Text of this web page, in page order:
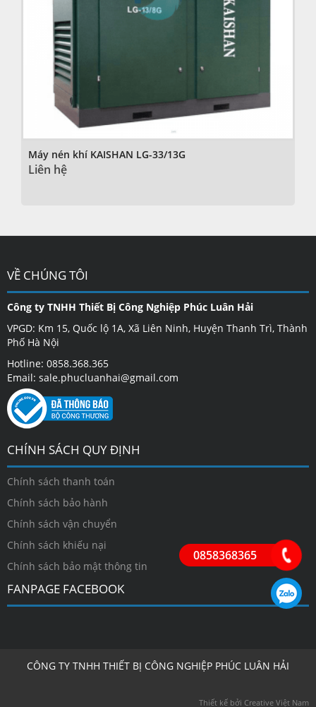
Máy nén khí KAISHAN LG-33/13G
Liên hệ
VỀ CHÚNG TÔI
Công ty TNHH Thiết Bị Công Nghiệp Phúc Luân Hải
VPGD: Km 15, Quốc lộ 1A, Xã Liên Ninh, Huyện Thanh Trì, Thành
Phố Hà Nội
Hotline: 0858.368.365
Email: sale.phucluanhai@gmail.com
CHÍNH SÁCH QUY ĐỊNH
Chính sách thanh toán
Chính sách bảo hành
Chính sách vận chuyển
Chính sách khiếu nại
Chính sách bảo mật thông tin
FANPAGE FACEBOOK
CÔNG TY TNHH THIẾT BỊ CÔNG NGHIỆP PHÚC LUÂN HẢI
Thiết kế bởi Creative Việt Nam
0858368365